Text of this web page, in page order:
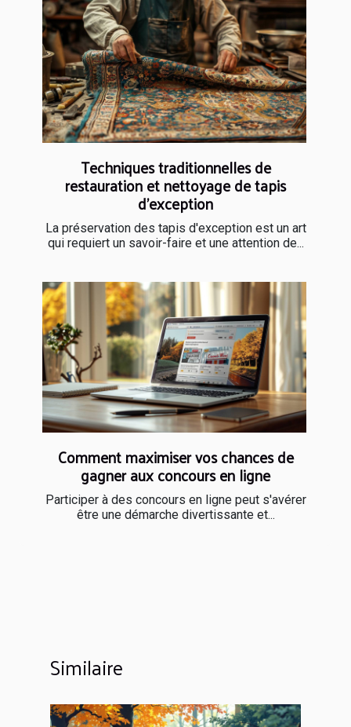
Techniques traditionnelles de
restauration et nettoyage de tapis
d'exception
La préservation des tapis d'exception est un art
qui requiert un savoir-faire et une attention de...
Comment maximiser vos chances de
gagner aux concours en ligne
Participer à des concours en ligne peut s'avérer
être une démarche divertissante et...
Similaire